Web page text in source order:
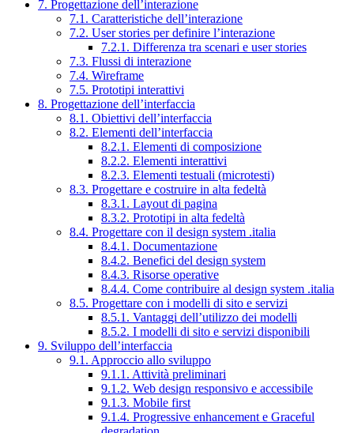
7. Progettazione dell’interazione
7.1. Caratteristiche dell’interazione
7.2. User stories per definire l’interazione
7.2.1. Differenza tra scenari e user stories
7.3. Flussi di interazione
7.4. Wireframe
7.5. Prototipi interattivi
8. Progettazione dell’interfaccia
8.1. Obiettivi dell’interfaccia
8.2. Elementi dell’interfaccia
8.2.1. Elementi di composizione
8.2.2. Elementi interattivi
8.2.3. Elementi testuali (microtesti)
8.3. Progettare e costruire in alta fedeltà
8.3.1. Layout di pagina
8.3.2. Prototipi in alta fedeltà
8.4. Progettare con il design system .italia
8.4.1. Documentazione
8.4.2. Benefici del design system
8.4.3. Risorse operative
8.4.4. Come contribuire al design system .italia
8.5. Progettare con i modelli di sito e servizi
8.5.1. Vantaggi dell’utilizzo dei modelli
8.5.2. I modelli di sito e servizi disponibili
9. Sviluppo dell’interfaccia
9.1. Approccio allo sviluppo
9.1.1. Attività preliminari
9.1.2. Web design responsivo e accessibile
9.1.3. Mobile first
9.1.4. Progressive enhancement e Graceful